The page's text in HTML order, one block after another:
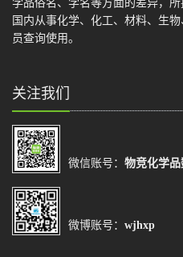
学品俗名、学名等方面的差异，
国内从事化学、化工、材料、生
员查询使用。
关注我们
微信账号： 物竞化学
微博账号： wjhxp